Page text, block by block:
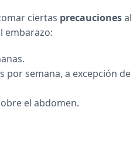
ciertas precauciones
embarazo:
semana, a excepción
el abdomen.